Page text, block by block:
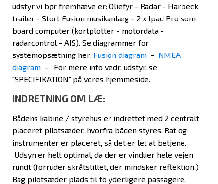
udstyr vi bør fremhæve er: Oliefyr - Radar - Harbeck
trailer - Stort Fusion musikanlæg - 2 x Ipad Pro som
board computer (kortplotter - motordata -
radarcontrol - AIS). Se diagrammer for
systemopsætning her: Fusion diagram - NMEA
diagram - For mere info vedr. udstyr, se
"SPECIFIKATION" på vores hjemmeside.
INDRETNING OM LÆ:
Bådens kabine / styrehus er indrettet med 2 centralt
placeret pilotsæder, hvorfra båden styres. Rat og
instrumenter er placeret, så det er let at betjene.
Udsyn er helt optimal, da der er vinduer hele vejen
rundt (forruder skråtstillet, der mindsker reflektion.)
Bag pilotsæder plads til to yderligere passagere.